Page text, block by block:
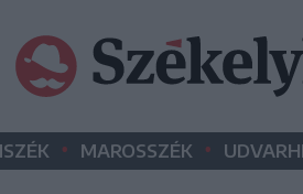
• MAROSSZÉK •